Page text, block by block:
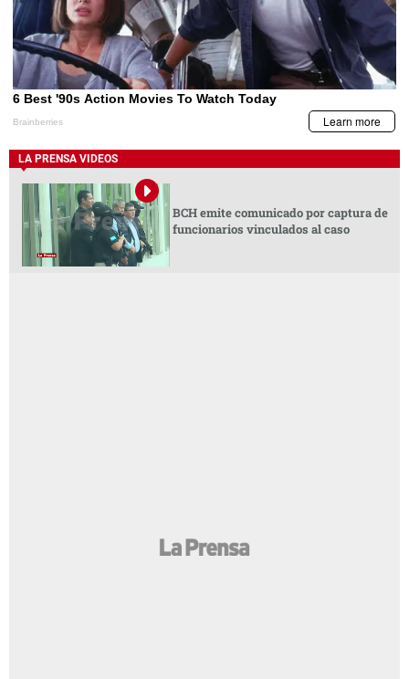
LA PRENSA VIDEOS
BCH emite comunicado por captura de
funcionarios vinculados al caso